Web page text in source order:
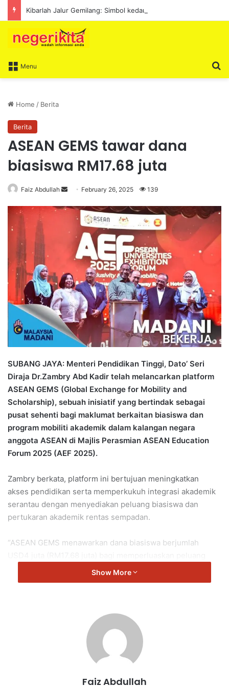
Menu
Home / Berita
Berita
ASEAN GEMS tawar dana
biasiswa RM17.68 juta
Faiz Abdullah
m
a
l
February 26, 2025 139
SUBANG JAYA: Menteri Pendidikan Tinggi, Dato’ Seri
Diraja Dr.Zambry Abd Kadir telah melancarkan platform
ASEAN GEMS (Global Exchange for Mobility and
Scholarship), sebuah inisiatif yang bertindak sebagai
pusat sehenti bagi maklumat berkaitan biasiswa dan
program mobiliti akademik dalam kalangan negara
anggota ASEAN di Majlis Perasmian ASEAN Education
Forum 2025 (AEF 2025).
Zambry berkata, platform ini bertujuan meningkatkan
akses pendidikan serta memperkukuh integrasi akademik
serantau dengan menyediakan peluang biasiswa dan
pertukaran akademik rentas sempadan.
“ASEAN GEMS menawarkan dana biasiswa berjumlah
pendidikan tinggi kepada pelajar ASEAN.
pembiayaan dan maklumat lengkap mengenai peluang
akademik di seluruh rantau.
“Menteri menegaskan bahawa platform ini akan
generasi pemimpin masa depan ASEAN dengan
Show More
Faiz Abdullah